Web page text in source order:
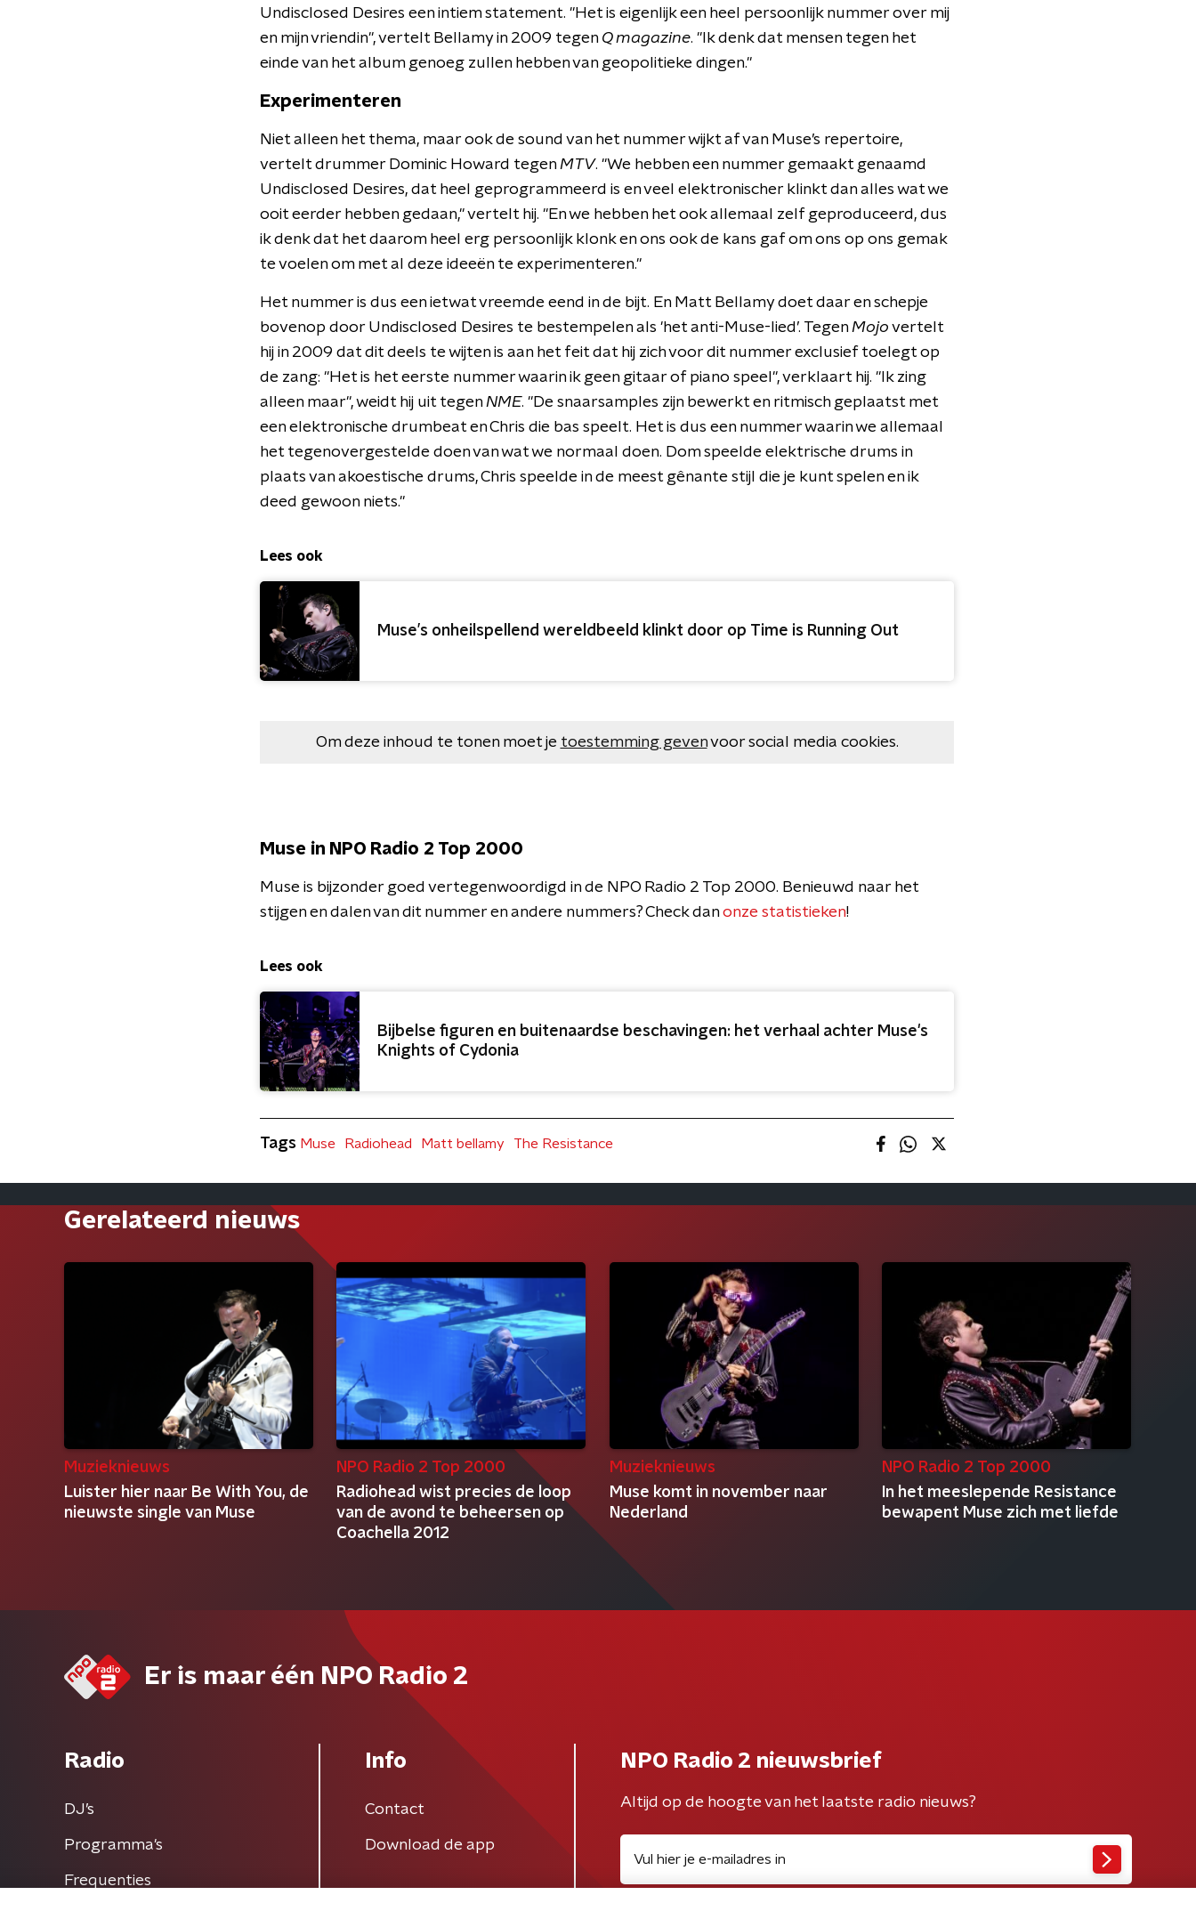
Undisclosed Desires een intiem statement. "Het is eigenlijk een heel persoonlijk nummer over mij
en mijn vriendin", vertelt Bellamy in 2009 tegen Q magazine. "Ik denk dat mensen tegen het
einde van het album genoeg zullen hebben van geopolitieke dingen."
Experimenteren
Niet alleen het thema, maar ook de sound van het nummer wijkt af van Muse’s repertoire,
vertelt drummer Dominic Howard tegenMTV. "We hebben een nummer gemaakt genaamd
Undisclosed Desires, dat heel geprogrammeerd is en veel elektronischer klinkt dan alles wat we
ooit eerder hebben gedaan," vertelt hij. "En we hebben het ook allemaal zelf geproduceerd, dus
ik denk dat het daarom heel erg persoonlijk klonk en ons ook de kans gaf om ons op ons gemak
te voelen om met al deze ideeën te experimenteren."
Het nummer is dus een ietwat vreemde eend in de bijt. En Matt Bellamy doet daar en schepje
bovenop door Undisclosed Desires te bestempelen als 'het anti-Muse-lied’. TegenMojo vertelt
hij in 2009 dat dit deels te wijten is aan het feit dat hij zich voor dit nummer exclusief toelegt op
de zang: "Het is het eerste nummer waarin ik geen gitaar of piano speel", verklaart hij. "Ik zing
alleen maar", weidt hij uit tegenNME. "De snaarsamples zijn bewerkt en ritmisch geplaatst met
een elektronische drumbeat en Chris die bas speelt. Het is dus een nummer waarin we allemaal
het tegenovergestelde doen van wat we normaal doen. Dom speelde elektrische drums in
plaats van akoestische drums, Chris speelde in de meest gênante stijl die je kunt spelen en ik
deed gewoon niets."
Lees ook
Muse’s onheilspellend wereldbeeld klinkt door op Time is Running Out
Om deze inhoud te tonen moet je toestemming gevenvoor social media cookies.
Muse in NPO Radio 2 Top 2000
Muse is bijzonder goed vertegenwoordigd in de NPO Radio 2 Top 2000. Benieuwd naar het
stijgen en dalen van dit nummer en andere nummers? Check danonze statistieken!
Lees ook
Bijbelse figuren en buitenaardse beschavingen: het verhaal achter Muse's
Knights of Cydonia
Tags Muse Radiohead Matt bellamy The Resistance
Gerelateerd nieuws
Muzieknieuws
Luister hier naar Be With You, de
nieuwste single van Muse
NPO Radio 2 Top 2000
Radiohead wist precies de loop
van de avond te beheersen op
Coachella 2012
Muzieknieuws
Muse komt in november naar
Nederland
NPO Radio 2 Top 2000
In het meeslepende Resistance
bewapent Muse zich met liefde
Er is maar één NPO Radio 2
Radio
DJ’s
Programma's
Frequenties
Info
Contact
Download de app
NPO Radio 2 nieuwsbrief
Altijd op de hoogte van het laatste radio nieuws?